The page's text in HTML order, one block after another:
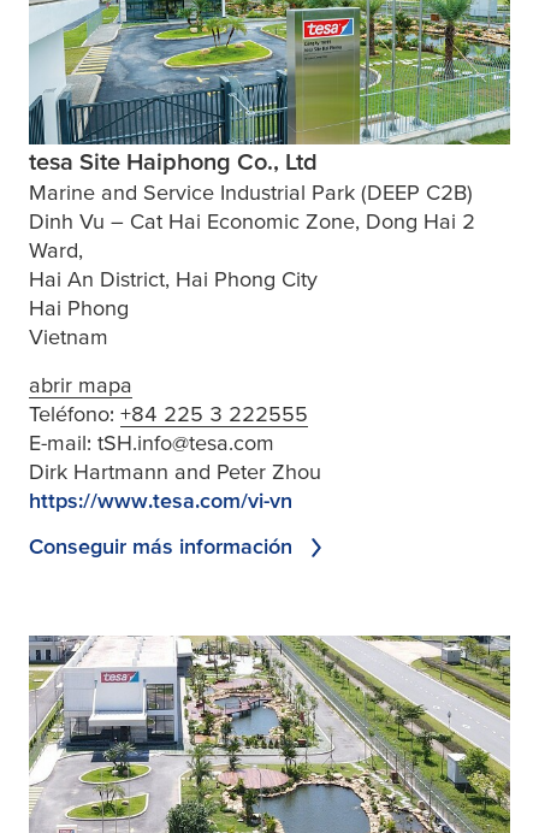
tesa Site Haiphong Co., Ltd
Marine and Service Industrial Park (DEEP C2B)
Dinh Vu – Cat Hai Economic Zone, Dong Hai 2
Ward,
Hai An District, Hai Phong City
Hai Phong
Vietnam
abrir mapa
Teléfono: +84 225 3 222555
E-mail: tSH.info@tesa.com
Dirk Hartmann and Peter Zhou
https://www.tesa.com/vi-vn
Conseguir más información